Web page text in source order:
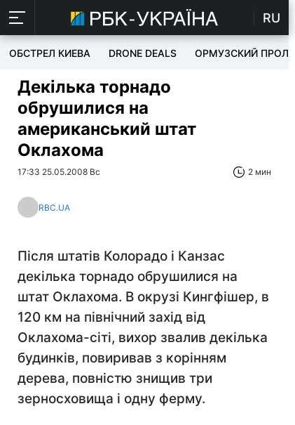
RU
ОБСТРЕЛ КИЕВА DRONE DEALS ОРМУЗСКИЙ
Декілька торнадо
обрушилися на
американський штат
Оклахома
17:33 25.05.2008 Вс 2 мин
RBC.UA
Після штатів Колорадо і Канзас
декілька торнадо обрушилися на
штат Оклахома. В окрузі Кингфішер, в
120 км на північний захід від
Оклахома-сіті, вихор звалив декілька
будинків, повиривав з корінням
дерева, повністю знищив три
зерносховища і одну ферму.